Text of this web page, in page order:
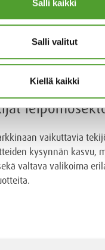
Salli kaikki
Salli valitut
Kiellä kaikki
vaikuttavia
kysynnän kasvu,
valtava valikoima